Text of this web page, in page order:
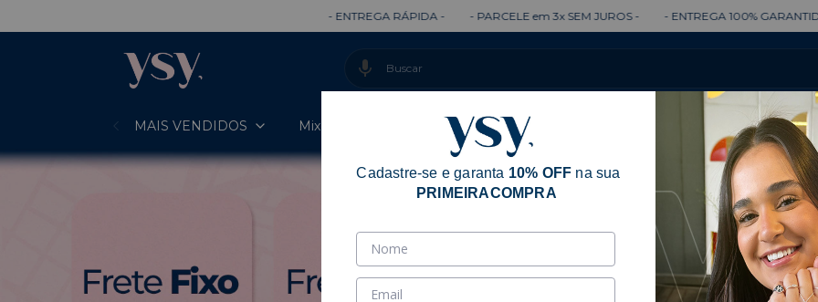
- PARCELE em 3x SEM JUROS - - ENTREGA 100% GARANTIDA - - ENTREGA
MAIS VENDIDOS Mixes Prontos Colares Pulseiras
Cadastre-se e garanta 10% OFF na sua
PRIMEIRACOMPRA